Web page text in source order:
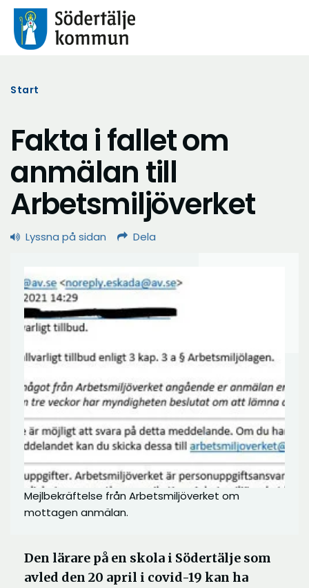
Start
Fakta i fallet om
anmälan till
Arbetsmiljöverket
Lyssna på sidan Dela
Mejlbekräftelse från Arbetsmiljöverket om
mottagen anmälan.
Den lärare på en skola i Södertälje som
avled den 20 april i covid-19 kan ha